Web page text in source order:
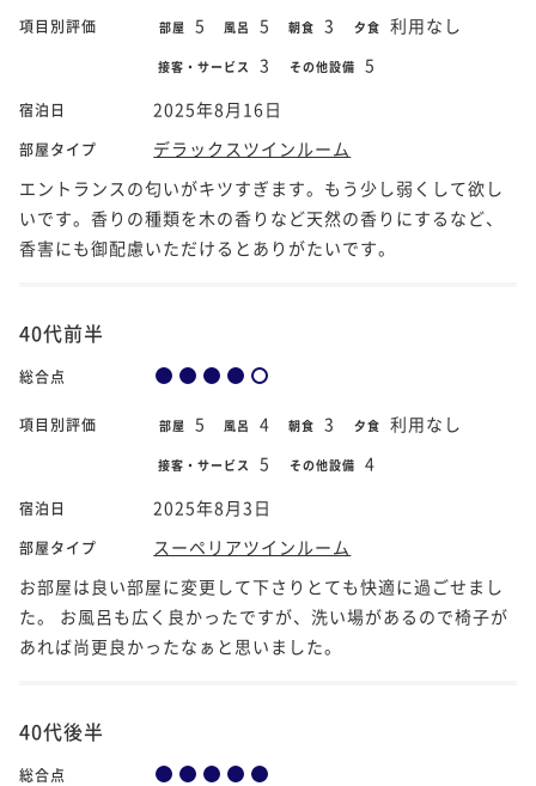
項目別評価 部屋 5 風呂 5 朝食 3 夕食 利用なし
接客・サービス 3 その他設備 5
宿泊日 2025年8月16日
部屋タイプ
デラックスツインルーム
エントランスの匂いがキツすぎます。もう少し弱くして欲し
いです。香りの種類を木の香りなど天然の香りにするなど、
香害にも御配慮いただけるとありがたいです。
40代前半
総合点
項目別評価 部屋 5 風呂 4 朝食 3 夕食 利用なし
接客・サービス 5 その他設備 4
宿泊日 2025年8月3日
部屋タイプ
スーペリアツインルーム
お部屋は良い部屋に変更して下さりとても快適に過ごせまし
た。 お風呂も広く良かったですが、洗い場があるので椅子が
あれば尚更良かったなぁと思いました。
40代後半
総合点